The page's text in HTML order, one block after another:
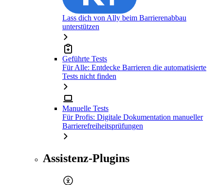
Lass dich von Ally beim Barrierenabbau
unterstützen
Geführte Tests
Für Alle: Entdecke Barrieren die automatisierte
Tests nicht finden
Manuelle Tests
Für Profis: Digitale Dokumentation manueller
Barrierefreiheitsprüfungen
Assistenz-Plugins